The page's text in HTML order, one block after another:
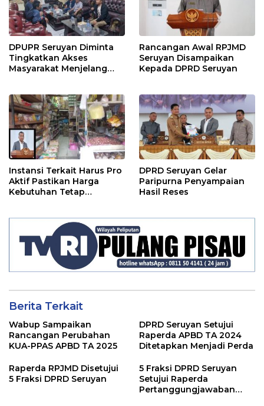
DPUPR Seruyan Diminta
Tingkatkan Akses
Masyarakat Menjelang
Rancangan Awal RPJMD
Seruyan Disampaikan
Kepada DPRD Seruyan
Instansi Terkait Harus Pro
Aktif Pastikan Harga
Kebutuhan Tetap
DPRD Seruyan Gelar
Paripurna Penyampaian
Hasil Reses
Berita Terkait
Wabup Sampaikan
Rancangan Perubahan
KUA-PPAS APBD TA 2025
DPRD Seruyan Setujui
Raperda APBD TA 2024
Ditetapkan Menjadi Perda
Raperda RPJMD Disetujui
5 Fraksi DPRD Seruyan
5 Fraksi DPRD Seruyan
Setujui Raperda
Pertanggungjawaban